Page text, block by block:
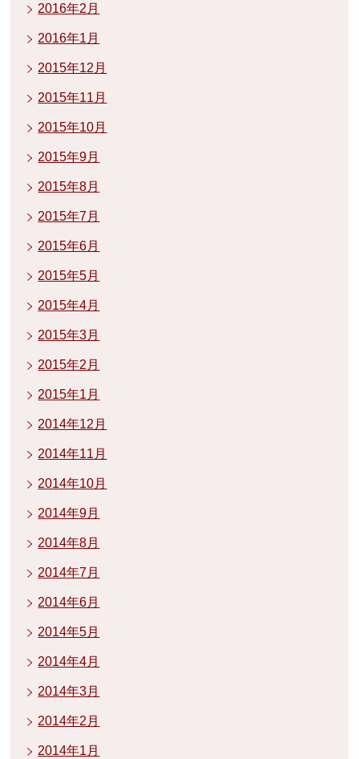
2016年2月
2016年1月
2015年12月
2015年11月
2015年10月
2015年9月
2015年8月
2015年7月
2015年6月
2015年5月
2015年4月
2015年3月
2015年2月
2015年1月
2014年12月
2014年11月
2014年10月
2014年9月
2014年8月
2014年7月
2014年6月
2014年5月
2014年4月
2014年3月
2014年2月
2014年1月